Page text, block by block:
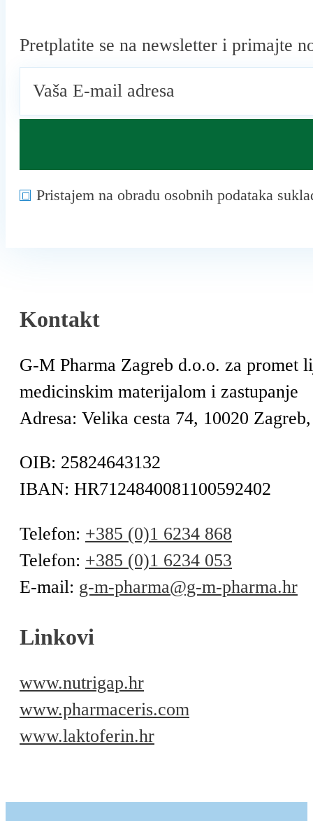
Pretplatite se na newsletter i primajte
Pristajem na obradu osobnih podataka
Kontakt
G-M Pharma Zagreb d.o.o. za promet
medicinskim materijalom i zastupanje
Adresa: Velika cesta 74, 10020
OIB: 25824643132
IBAN: HR7124840081100592402
Telefon: +385 (0)1 6234 868
Telefon: +385 (0)1 6234 053
E-mail: g-m-pharma@g-m-pharma.hr
Linkovi
www.nutrigap.hr
www.pharmaceris.com
www.laktoferin.hr